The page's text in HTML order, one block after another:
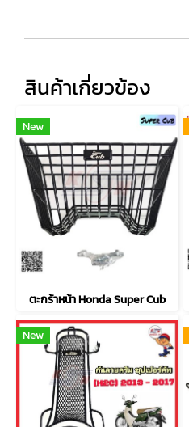
สินค้าเกี่ยวข้อง
New
ตะกร้าหน้า Honda Super Cub
New